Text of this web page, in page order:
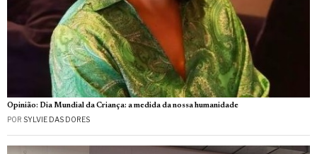
Opinião: Dia Mundial da Criança: a medida da nossa humanidade
POR SYLVIE DAS DORES